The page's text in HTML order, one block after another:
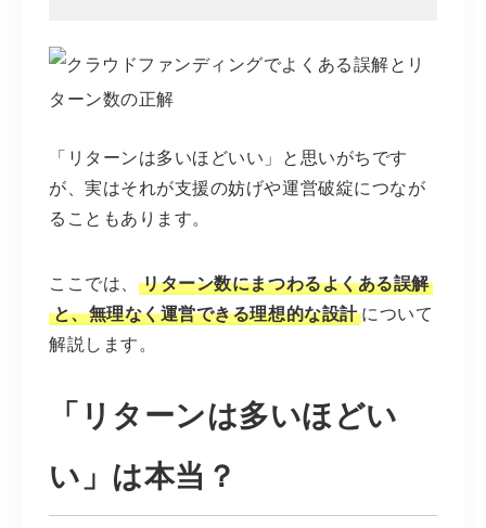
「リターンは多いほどいい」と思いがちです
が、実はそれが支援の妨げや運営破綻につなが
ることもあります。
ここでは、
リターン数にまつわるよくある誤解
と、無理なく運営できる理想的な設計 について
解説します。
「リターンは多いほどい
い」は本当？